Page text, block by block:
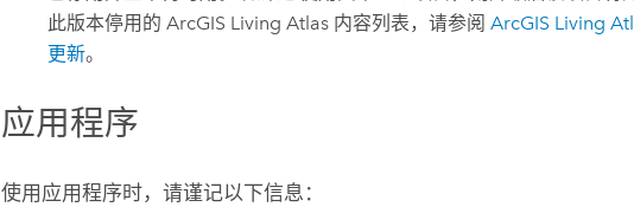
此版本停用的 ArcGIS Living Atlas内容列表，请参阅 ArcGIS Living
更新。
应用程序
使用应用程序时，请谨记以下信息：